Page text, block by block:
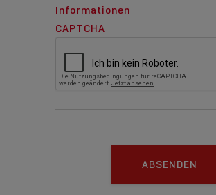
Informationen
CAPTCHA
ABSENDEN